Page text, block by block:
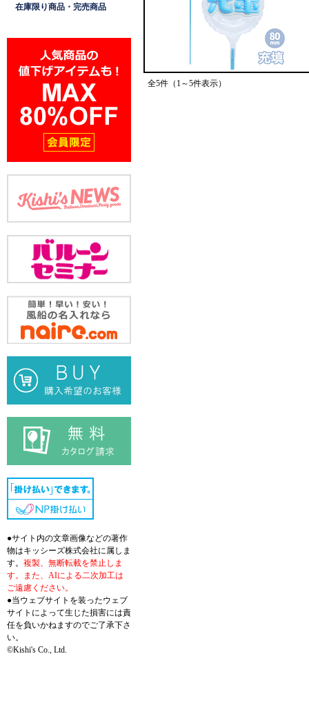
在庫限り商品・完売商品
●サイト内の文章画像などの著作
物はキッシーズ株式会社に属しま
す。 複製、無断転載を禁止しま
す。また、AIによる二次加工は
ご遠慮ください。
●当ウェブサイトを装ったウェブ
サイトによって生じた損害には責
任を負いかねますのでご了承下さ
い。
©Kishi's Co., Ltd.
全5件（1～5件表示）